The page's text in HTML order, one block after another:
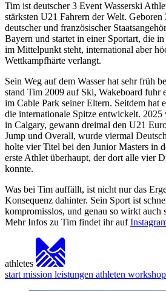
Tim ist deutscher 3 Event Wasserski
stärksten U21 Fahrern der Welt.
deutscher und französischer
Bayern und startet in einer Sportart, die
im Mittelpunkt steht, international aber
Wettkampfhärte verlangt.
Sein Weg auf dem Wasser hat sehr früh
stand Tim 2009 auf Ski, Wakeboard fuhr
im Cable Park seiner Eltern. Seitdem hat
die internationale Spitze entwickelt.
in Calgary, gewann dreimal den U21
Jump und Overall, wurde viermal
holte vier Titel bei den Junior Masters in
erste Athlet überhaupt, der dort alle vier
konnte.
Was bei Tim auffällt, ist nicht nur das
Konsequenz dahinter. Sein Sport ist
kompromisslos, und genau so wirkt auch
Mehr Infos zu Tim findet ihr auf
athletes
start mission leistungen athleten